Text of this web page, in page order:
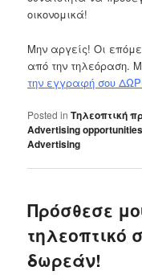
οικονομικά!
Μην αργείς! Οι
από την τηλεόραση.
την εγγραφή σου
Posted in Τηλεοπτική
Advertising opportunities
Advertising
Πρόσθεσε
τηλεοπτικό
δωρεάν!